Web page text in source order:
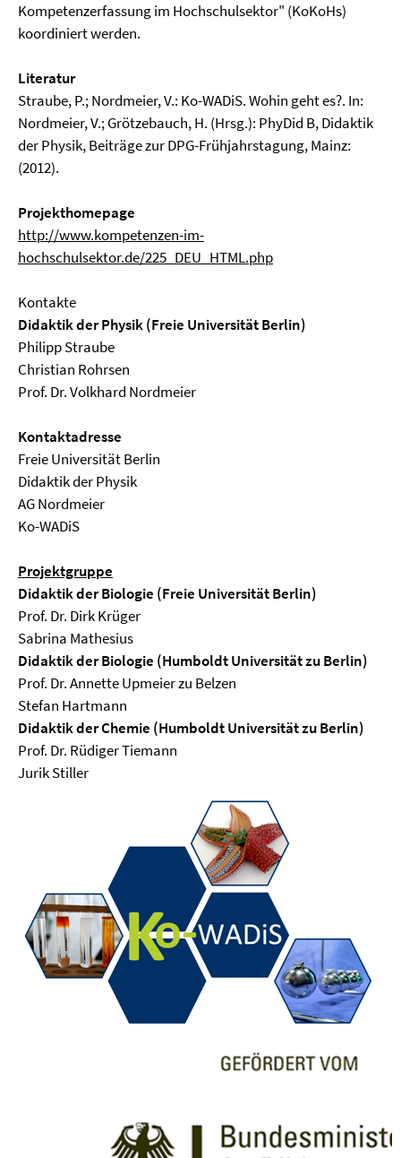
Kompetenzerfassung im Hochschulsektor" (KoKoHs)
koordiniert werden.
Literatur
Straube, P.; Nordmeier, V.: Ko-WADiS. Wohin geht es?. In:
Nordmeier, V.; Grötzebauch, H. (Hrsg.): PhyDid B, Didaktik
der Physik, Beiträge zur DPG-Frühjahrstagung, Mainz:
(2012).
Projekthomepage
http://www.kompetenzen-im-
hochschulsektor.de/225_DEU_HTML.php
Kontakte
Didaktik der Physik (Freie Universität Berlin)
Philipp Straube
Christian Rohrsen
Prof. Dr. Volkhard Nordmeier
Kontaktadresse
Freie Universität Berlin
Didaktik der Physik
AG Nordmeier
Ko-WADiS
Projektgruppe
Didaktik der Biologie (Freie Universität Berlin)
Prof. Dr. Dirk Krüger
Sabrina Mathesius
Didaktik der Biologie (Humboldt Universität zu Berlin)
Prof. Dr. Annette Upmeier zu Belzen
Stefan Hartmann
Didaktik der Chemie (Humboldt Universität zu Berlin)
Prof. Dr. Rüdiger Tiemann
Jurik Stiller